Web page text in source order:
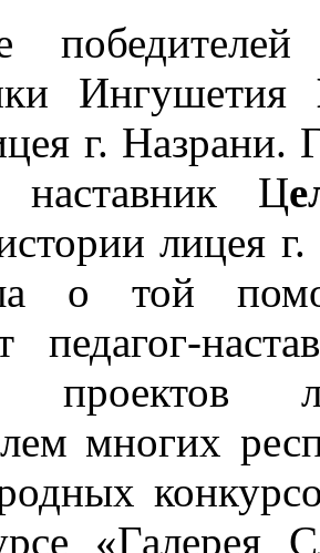
победителей
Ингушетия
г. Назрани.
наставник Ц
лицея
о той
педагог-
проектов
многих
«Галерея